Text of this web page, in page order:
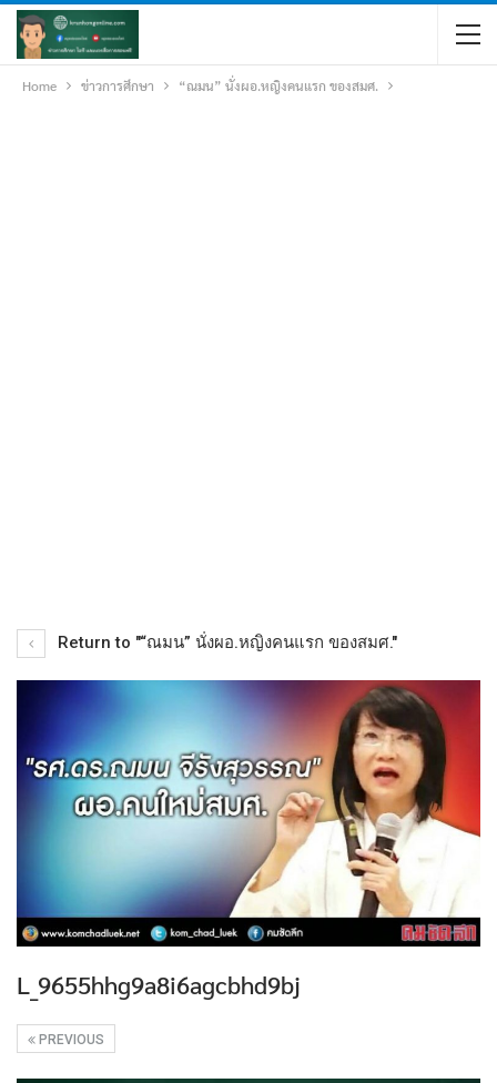
Home ข่าวการศึกษา “ณมน” นั่งผอ.หญิงคนแรก ของสมศ.
Return to "“ณมน” นั่งผอ.หญิงคนแรก ของสมศ."
L_9655hhg9a8i6agcbhd9bj
PREVIOUS